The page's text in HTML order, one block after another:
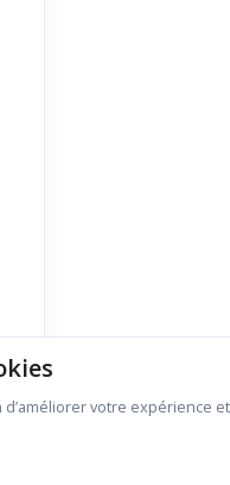
votre expérience